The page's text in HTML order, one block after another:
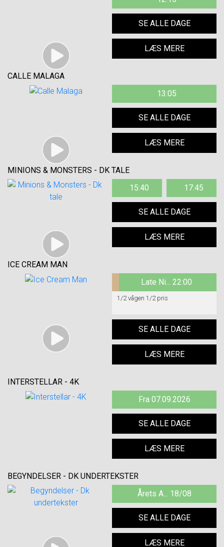
SE ALLE DAGE
LÆS MERE
CALLE MALAGA
13:05
SE ALLE DAGE
LÆS MERE
MINIONS & MONSTERS - DK TALE
15:40
17:45
SE ALLE DAGE
LÆS MERE
ICE CREAM MAN
Late Ni... 22:00
1/2 vågen 1/2 pris
SE ALLE DAGE
LÆS MERE
INTERSTELLAR - 4K
Fra 07.09.2026
SE ALLE DAGE
LÆS MERE
BEGYNDELSER - DK UNDERTEKSTER
Årets A... 18/08
SE ALLE DAGE
LÆS MERE